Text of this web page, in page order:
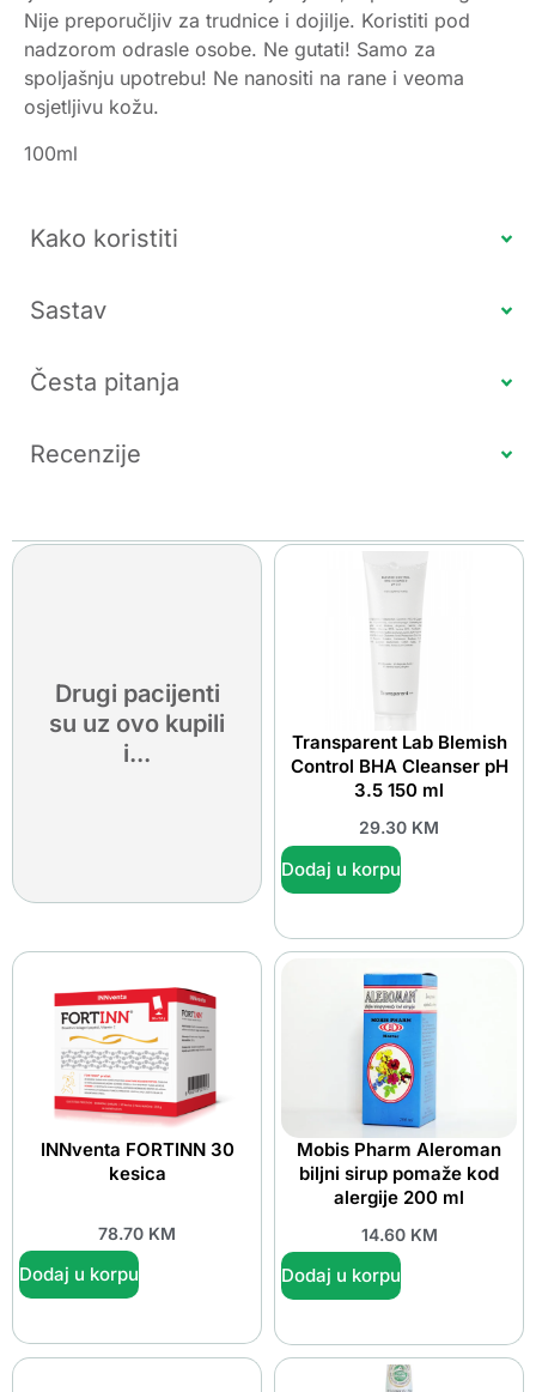
Nije preporučljiv za trudnice i dojilje. Koristiti pod
nadzorom odrasle osobe. Ne gutati! Samo za
spoljašnju upotrebu! Ne nanositi na rane i veoma
osjetljivu kožu.
100ml
Kako koristiti
Sastav
Česta pitanja
Recenzije
Drugi pacijenti
su uz ovo kupili
i...
Transparent Lab Blemish
Control BHA Cleanser pH
3.5 150 ml
29.30 KM
Dodaj u korpu
INNventa FORTINN 30
kesica
78.70 KM
Dodaj u korpu
Mobis Pharm Aleroman
biljni sirup pomaže kod
alergije 200 ml
14.60 KM
Dodaj u korpu